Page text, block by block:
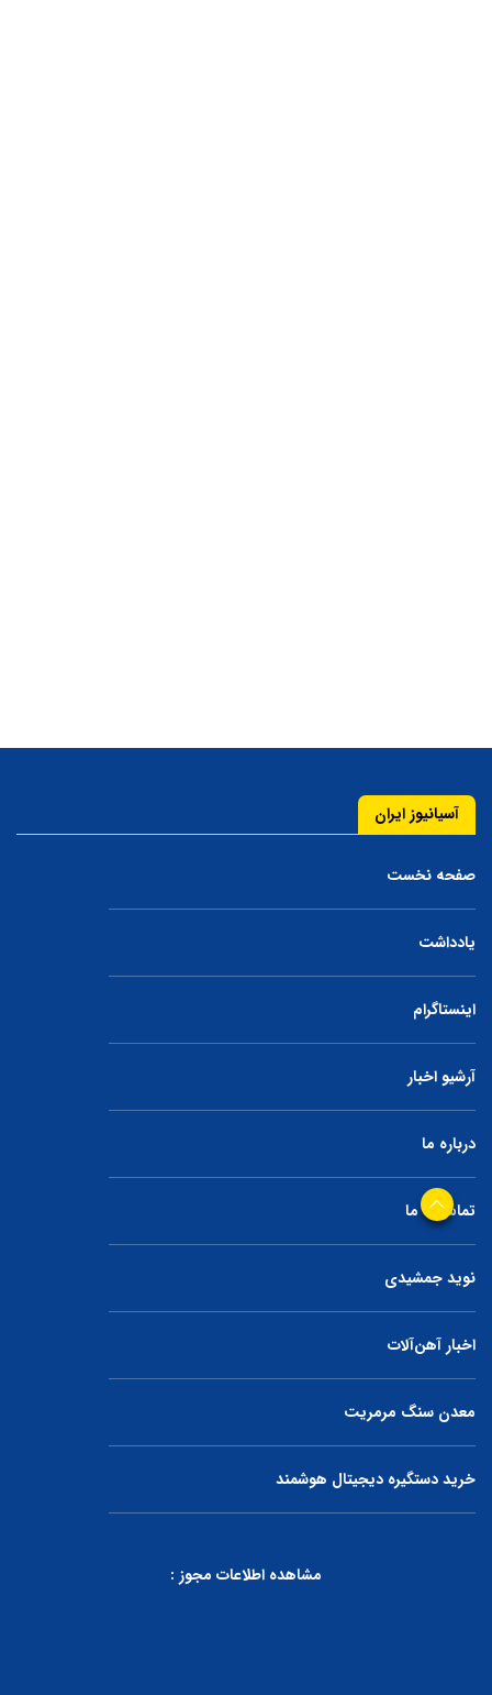
آسیانیوز ایران
صفحه نخست
یادداشت
اینستاگرام
آرشیو اخبار
درباره ما
تماس با ما
نوید جمشیدی
اخبار آهن‌آلات
معدن سنگ مرمریت
خرید دستگیره دیجیتال هوشمند
مشاهده اطلاعات مجوز :